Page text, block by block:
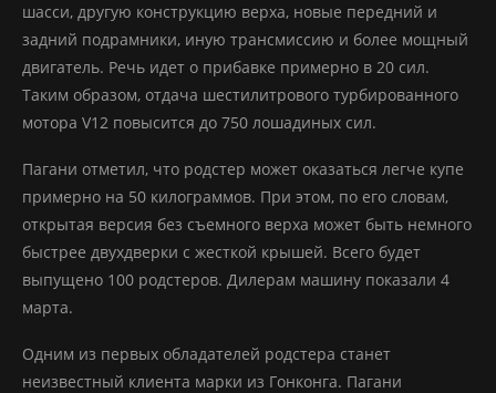
шасси, другую конструкцию верха, новые передний и
задний подрамники, иную трансмиссию и более мощный
двигатель. Речь идет о прибавке примерно в 20 сил.
Таким образом, отдача шестилитрового турбированного
мотора V12 повысится до 750 лошадиных сил.
Пагани отметил, что родстер может оказаться легче купе
примерно на 50 килограммов. При этом, по его словам,
открытая версия без съемного верха может быть немного
быстрее двухдверки с жесткой крышей. Всего будет
выпущено 100 родстеров. Дилерам машину показали 4
марта.
Одним из первых обладателей родстера станет
неизвестный клиента марки из Гонконга. Пагани